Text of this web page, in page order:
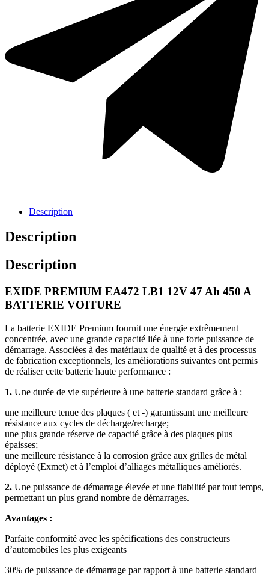
Description
Description
Description
EXIDE PREMIUM EA472 LB1 12V 47 Ah 450 A
BATTERIE VOITURE
La batterie EXIDE Premium fournit une énergie extrêmement
concentrée, avec une grande capacité liée à une forte puissance de
démarrage. Associées à des matériaux de qualité et à des processus
de fabrication exceptionnels, les améliorations suivantes ont permis
de réaliser cette batterie haute performance :
1. Une durée de vie supérieure à une batterie standard grâce à :
une meilleure tenue des plaques ( et -) garantissant une meilleure
résistance aux cycles de décharge/recharge;
une plus grande réserve de capacité grâce à des plaques plus
épaisses;
une meilleure résistance à la corrosion grâce aux grilles de métal
déployé (Exmet) et à l’emploi d’alliages métalliques améliorés.
2. Une puissance de démarrage élevée et une fiabilité par tout temps,
permettant un plus grand nombre de démarrages.
Avantages :
Parfaite conformité avec les spécifications des constructeurs
d’automobiles les plus exigeants
30% de puissance de démarrage par rapport à une batterie standard